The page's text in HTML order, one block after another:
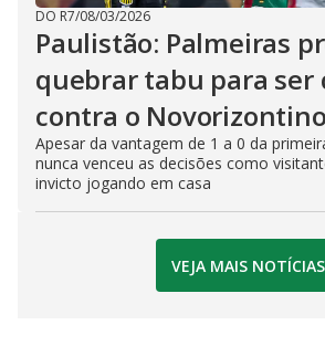
DO R7/08/03/2026
Paulistão: Palmeiras
quebrar tabu para ser
contra o Novorizontino
Apesar da vantagem de 1 a 0 da
nunca venceu as decisões como
invicto jogando em casa
VEJA MAIS NOTÍCIAS